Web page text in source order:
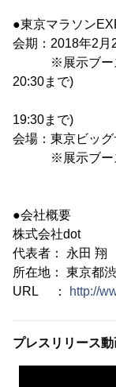
●東京マラソン
会期：2018年2月
※展示ブース
20:30まで)
24日
19:30まで)
会場：東京ビッ
※展示ブースは
●会社概要
株式会社dot
代表者： 永田 翔
所在地： 東京都
URL ：
http://
プレスリリース動